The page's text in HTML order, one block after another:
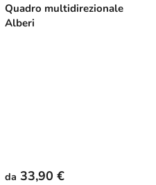
Quadro multidirezionale
Alberi
da 33,90 €